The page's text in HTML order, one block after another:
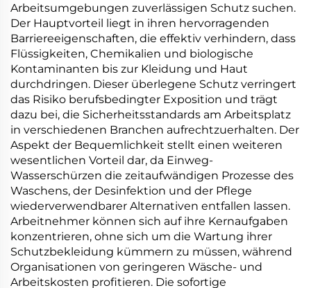
Arbeitsumgebungen zuverlässigen Schutz suchen.
Der Hauptvorteil liegt in ihren hervorragenden
Barriereeigenschaften, die effektiv verhindern, dass
Flüssigkeiten, Chemikalien und biologische
Kontaminanten bis zur Kleidung und Haut
durchdringen. Dieser überlegene Schutz verringert
das Risiko berufsbedingter Exposition und trägt
dazu bei, die Sicherheitsstandards am Arbeitsplatz
in verschiedenen Branchen aufrechtzuerhalten. Der
Aspekt der Bequemlichkeit stellt einen weiteren
wesentlichen Vorteil dar, da Einweg-
Wasserschürzen die zeitaufwändigen Prozesse des
Waschens, der Desinfektion und der Pflege
wiederverwendbarer Alternativen entfallen lassen.
Arbeitnehmer können sich auf ihre Kernaufgaben
konzentrieren, ohne sich um die Wartung ihrer
Schutzbekleidung kümmern zu müssen, während
Organisationen von geringeren Wäsche- und
Arbeitskosten profitieren. Die sofortige